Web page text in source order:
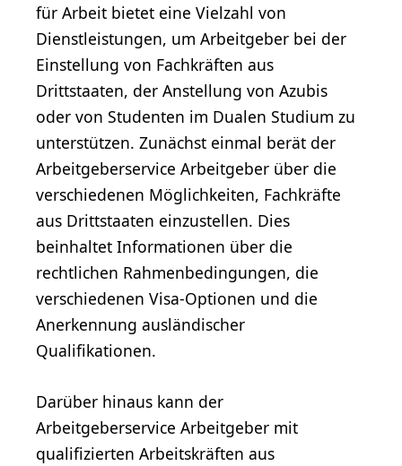
für Arbeit bietet eine Vielzahl von
Dienstleistungen, um Arbeitgeber bei der
Einstellung von Fachkräften aus
Drittstaaten, der Anstellung von Azubis
oder von Studenten im Dualen Studium zu
unterstützen. Zunächst einmal berät der
Arbeitgeberservice Arbeitgeber über die
verschiedenen Möglichkeiten, Fachkräfte
aus Drittstaaten einzustellen. Dies
beinhaltet Informationen über die
rechtlichen Rahmenbedingungen, die
verschiedenen Visa-Optionen und die
Anerkennung ausländischer
Qualifikationen.
Darüber hinaus kann der
Arbeitgeberservice Arbeitgeber mit
qualifizierten Arbeitskräften aus